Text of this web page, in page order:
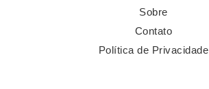
Sobre
Contato
Política de Privacidade